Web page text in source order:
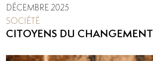
DÉCEMBRE 2025
SOCIÉTÉ
CITOYENS DU CHANGEMENT